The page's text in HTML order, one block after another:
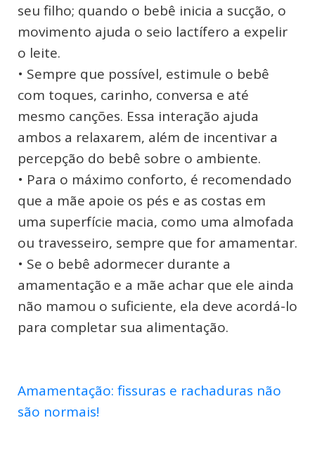
seu filho; quando o bebê inicia a sucção, o
movimento ajuda o seio lactífero a expelir
o leite.
• Sempre que possível, estimule o bebê
com toques, carinho, conversa e até
mesmo canções. Essa interação ajuda
ambos a relaxarem, além de incentivar a
percepção do bebê sobre o ambiente.
• Para o máximo conforto, é recomendado
que a mãe apoie os pés e as costas em
uma superfície macia, como uma almofada
ou travesseiro, sempre que for amamentar.
• Se o bebê adormecer durante a
amamentação e a mãe achar que ele ainda
não mamou o suficiente, ela deve acordá-lo
para completar sua alimentação.
Amamentação: fissuras e rachaduras não
são normais!